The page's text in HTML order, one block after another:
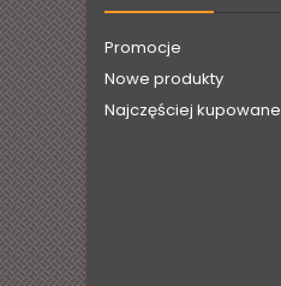
Promocje
Nowe produkty
Najczęściej kupowane